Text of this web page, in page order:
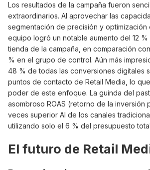
Los resultados de la campaña fueron
extraordinarios. AI aprovechar las
segmentación de precisión y optimización
equipo logró un notable aumento del 12 %
tienda de la campaña, en comparación
% en el grupo de control. Aún más
48 % de todas las conversiones digitales
puntos de contacto de Retail Media, lo
poder de este enfoque. La guinda del
asombroso ROAS (retorno de la inversión
veces superior AI de los canales
utilizando solo el 6 % del presupuesto
El futuro de Retail